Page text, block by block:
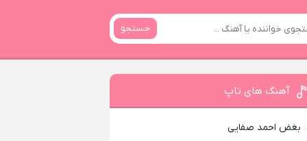
جستجو
آهنگ های تاپ
بغض احمد صفایی